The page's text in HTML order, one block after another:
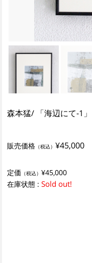
森本猛/ 「海辺にて-1」
販売価格 （税込） ¥45,000
定価 （税込） ¥45,000
在庫状態 :Sold out!